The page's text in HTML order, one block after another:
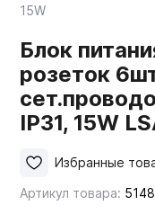
Мой ЭГГЕР
Фасады
15W
Блок
розеток
IP31, 15W
Артикул товара:
Избранные